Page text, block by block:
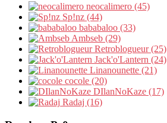
neocalimero (45)
Sp!nz (44)
bababaloo (33)
Ambseb (29)
Retroblogueur (25)
Jack'o'Lantern (24)
Linanounette (21)
cocole (20)
DIlanNoKaze (17)
Radaj (16)